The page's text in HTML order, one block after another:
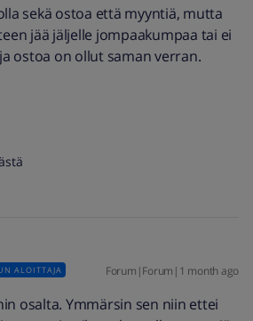
sekä ostoa että myyntiä, mutta
jää jäljelle jompaakumpaa tai ei
ostoa on ollut saman verran.
ALOITTAJA Forum|Forum|1 month ago
osalta. Ymmärsin sen niin ettei